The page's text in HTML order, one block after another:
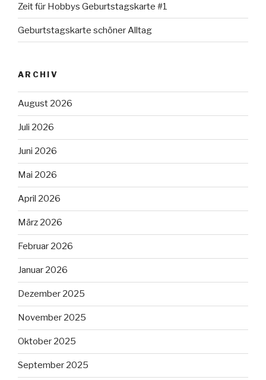
Zeit für Hobbys Geburtstagskarte #1
Geburtstagskarte schöner Alltag
ARCHIV
August 2026
Juli 2026
Juni 2026
Mai 2026
April 2026
März 2026
Februar 2026
Januar 2026
Dezember 2025
November 2025
Oktober 2025
September 2025